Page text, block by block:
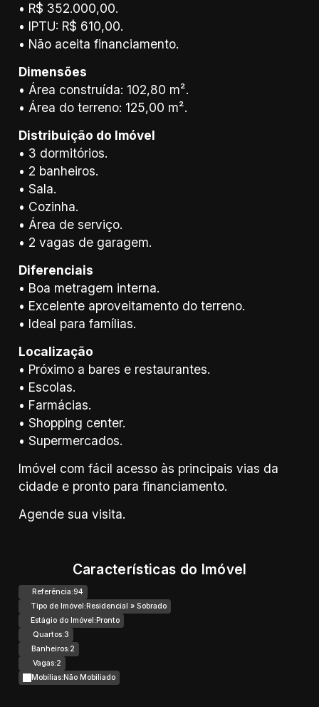
• R$ 352.000,00.
• IPTU: R$ 610,00.
• Não aceita financiamento.
Dimensões
• Área construída: 102,80 m².
• Área do terreno: 125,00 m².
Distribuição do Imóvel
• 3 dormitórios.
• 2 banheiros.
• Sala.
• Cozinha.
• Área de serviço.
• 2 vagas de garagem.
Diferenciais
• Boa metragem interna.
• Excelente aproveitamento do terreno.
• Ideal para famílias.
Localização
• Próximo a bares e restaurantes.
• Escolas.
• Farmácias.
• Shopping center.
• Supermercados.
Imóvel com fácil acesso às principais vias da
cidade e pronto para financiamento.
Agende sua visita.
Características do Imóvel
Referência:94
Tipo de Imóvel:Residencial » Sobrado
Estágio do Imóvel:Pronto
Quartos:3
Banheiros:2
Vagas:2
Mobílias:Não Mobiliado